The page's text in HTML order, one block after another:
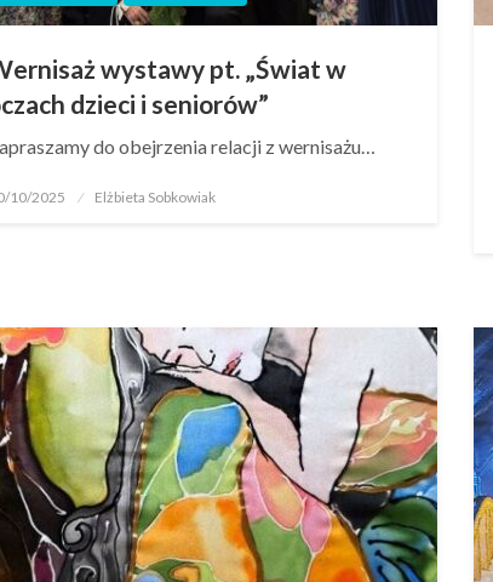
wystawy pt. „Świat w
dzieci i seniorów”
do obejrzenia relacji z wernisażu…
10/2025 Elżbieta Sobkowiak